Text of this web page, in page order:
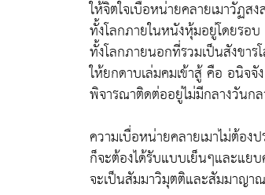
ให้จิตใจเบื่อหน่ายคลายเมาวัฏสง
ทั้งโลกภายในหนังหุ้มอยู่โดยรอบ
ทั้งโลกภายนอกที่รวมเป็นสังขาร
ให้ยกดาบเล่มคมเข้าสู้ คือ อนิจ
พิจารณาติดต่ออยู่ไม่มีกลางวันก
ความเบื่อหน่ายคลายเมาไม่ต้อง
ก็จะต้องได้รับแบบเย็นๆและแย
จะเป็นสัมมาวิมุตติและสัมมาญ